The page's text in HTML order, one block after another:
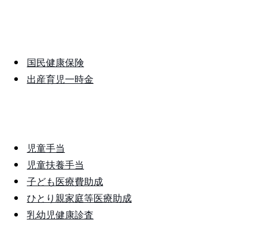
国民健康保険
出産育児一時金
児童手当
児童扶養手当
子ども医療費助成
ひとり親家庭等医療助成
乳幼児健康診査